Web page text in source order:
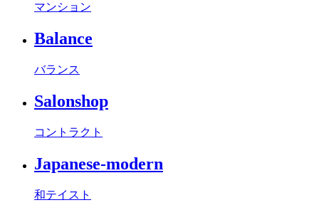
マンション
Balance
バランス
Salonshop
コントラクト
Japanese-modern
和テイスト